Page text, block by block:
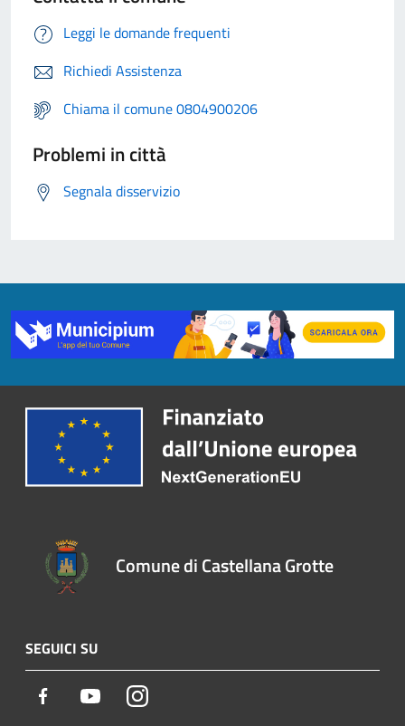
Leggi le domande frequenti
Richiedi Assistenza
Chiama il comune 0804900206
Problemi in città
Segnala disservizio
Comune di Castellana Grotte
SEGUICI SU
Facebook YoutubeInstagram